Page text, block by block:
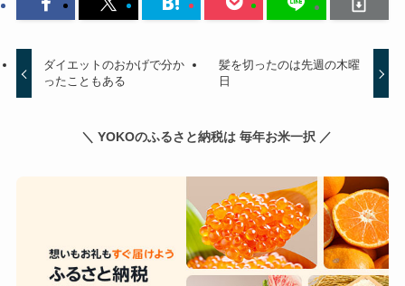
ダイエットのおかげで分か
ったこともある
髪を切ったのは先週の木曜
日
＼ YOKOのふるさと納税は 毎年お米一択 ／